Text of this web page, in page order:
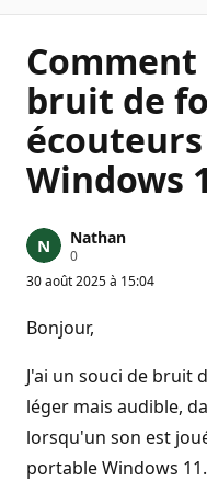
bruit de
Windows
Nathan
0P
i
t
s
e
r
é
p
u
a
30 août 2025 à 15:04
Bonjour,
J'ai un souci de
léger mais audible,
lorsqu'un son est
portable Windows